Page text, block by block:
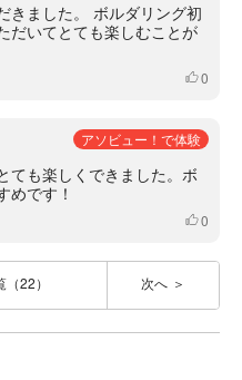
きました。 ボルダリング初
だいてとても楽しむことが
いいね
0
アソビュー！で体験
ても楽しくできました。ボ
めです！
いいね
0
22） 次へ